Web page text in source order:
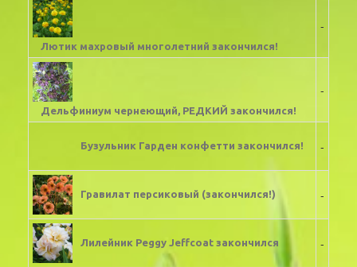
Лютик махровый многолетний закончился!
-
Дельфиниум чернеющий, РЕДКИЙ закончился!
-
Бузульник Гарден конфетти закончился! -
Гравилат персиковый (закончился!) -
Лилейник Peggy Jeffcoat закончился -